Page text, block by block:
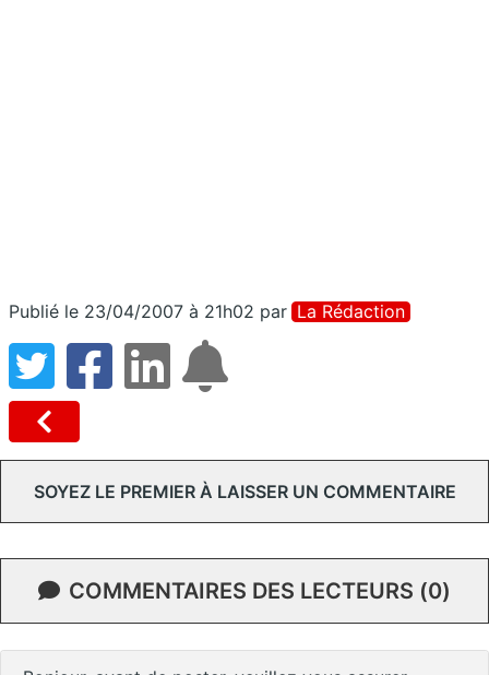
Publié le 23/04/2007 à 21h02 par La Rédaction
SOYEZ LE PREMIER À LAISSER UN COMMENTAIRE
COMMENTAIRES DES LECTEURS (0)